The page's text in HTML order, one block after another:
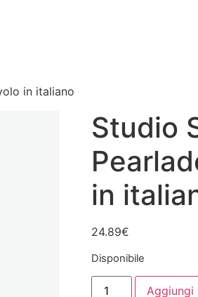
in italiano
Studio
in
24.89€
Disponibile
Studio
SupernovaAggiungi